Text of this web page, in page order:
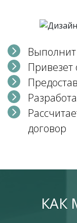
Привезет
договор
КАК